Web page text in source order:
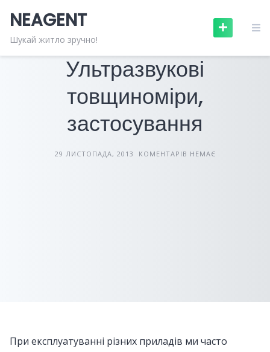
content
NEAGENT
Шукай житло зручно!БУДІВЕЛЬНЕ ОБЛАДНАННЯ
Ультразвукові
товщиноміри,
застосування
29 ЛИСТОПАДА, 2013 КОМЕНТАРІВ НЕМАЄ
При експлуатуванні різних приладів ми часто